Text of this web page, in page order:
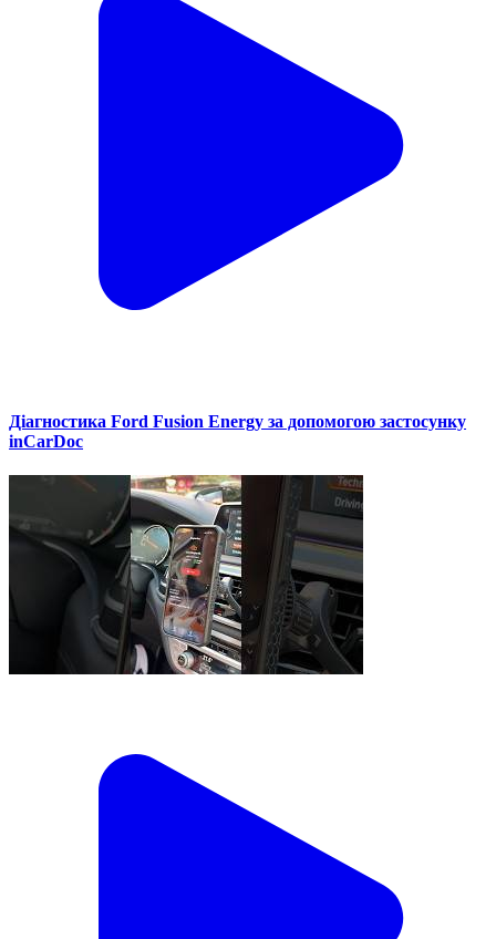
Діагностика Ford Fusion Energy за допомогою застосунку
inCarDoc